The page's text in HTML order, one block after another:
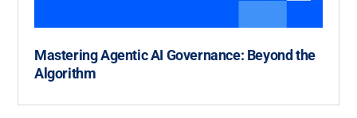
Mastering Agentic AI Governance: Beyond the
Algorithm